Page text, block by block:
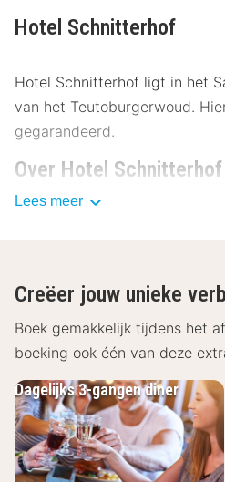
Hotel Schnitterhof
Hotel Schnitterhof ligt in het
van het Teutoburgerwoud.
gegarandeerd.
Over Hotel Schnitterhof
De moderne en comfortabele
douche, toilet en een föhn.
een terras of balkon waar je
genieten.
Restaurant en andere
Schnitterhof
Begin de dag goed met een
het hotel-restaurant, waar je
Lees meer
Creëer jouw unieke
Boek gemakkelijk tijdens het
boeking ook één van deze
Dagelijks 3-gangen diner